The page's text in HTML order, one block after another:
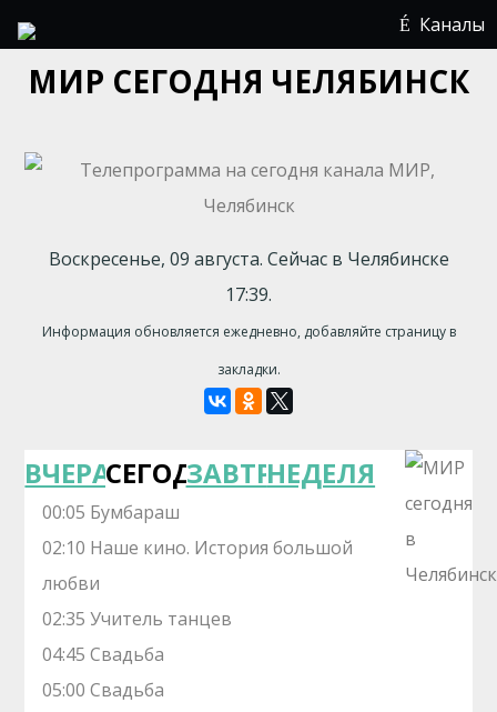
Каналы
МИР СЕГОДНЯ ЧЕЛЯБИНСК
Воскресенье, 09 августа. Сейчас в Челябинске
17:39.
Информация обновляется ежедневно, добавляйте страницу в
закладки.
ВЧЕРАСЕГОДНЯЗАВТРАНЕДЕЛЯ
00:05 Бумбараш
02:10 Наше кино. Иcтоpия большой
любви
02:35 Учитель танцев
04:45 Свадьба
05:00 Свадьба